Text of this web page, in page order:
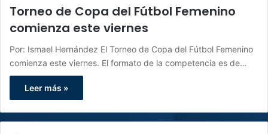
Torneo de Copa del Fútbol Femenino
comienza este viernes
Por: Ismael Hernández El Torneo de Copa del Fútbol Femenino
comienza este viernes. El formato de la competencia es de…
Leer más »